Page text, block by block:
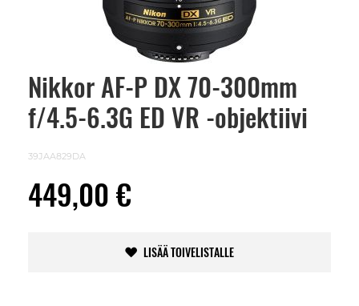
Nikkor AF-P DX 70-300mm
f/4.5-6.3G ED VR -objektiivi
39JAA829DA
449,00 €
LISÄÄ TOIVELISTALLE
Skip
beginning
images